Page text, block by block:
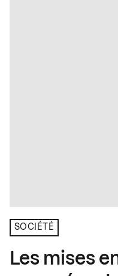
SOCIÉTÉ
Les mises